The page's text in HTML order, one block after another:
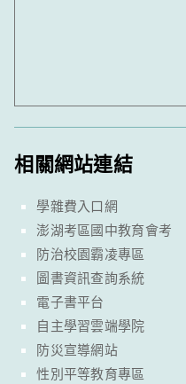
相關網站連結
學雜費入口網
澎湖考區國中教育會考
防治校園霸凌專區
圖書資訊查詢系統
電子書平台
自主學習雲端學院
防災宣導網站
性別平等教育專區